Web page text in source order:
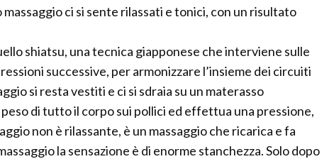
ci si sente rilassati e tonici, con un risultato
shiatsu, una tecnica giapponese che interviene sulle
successive, per armonizzare l’insieme dei circuiti
si resta vestiti e ci si sdraia su un materasso
di tutto il corpo sui pollici ed effettua una pressione,
non è rilassante, è un massaggio che ricarica e fa
la sensazione è di enorme stanchezza. Solo dopo